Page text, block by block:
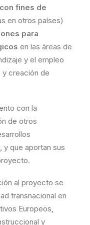
con fines de
en otros países)
para
en las áreas de
y el empleo
y creación de
con la
de otros
que aportan sus
al proyecto se
transnacional en
Europeos,
y